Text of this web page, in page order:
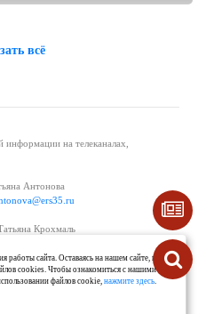
всё
на телеканалах,
Антонова
Крохмаль
Екатерина Вьюжанина 8(81738)
сайта. Оставаясь на нашем сайте, вы
cookies. Чтобы ознакомиться с нашими
файлов cookie,нажмите здесь.